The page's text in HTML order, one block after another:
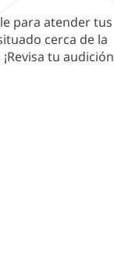
para atender tus
cerca de la
tu audición